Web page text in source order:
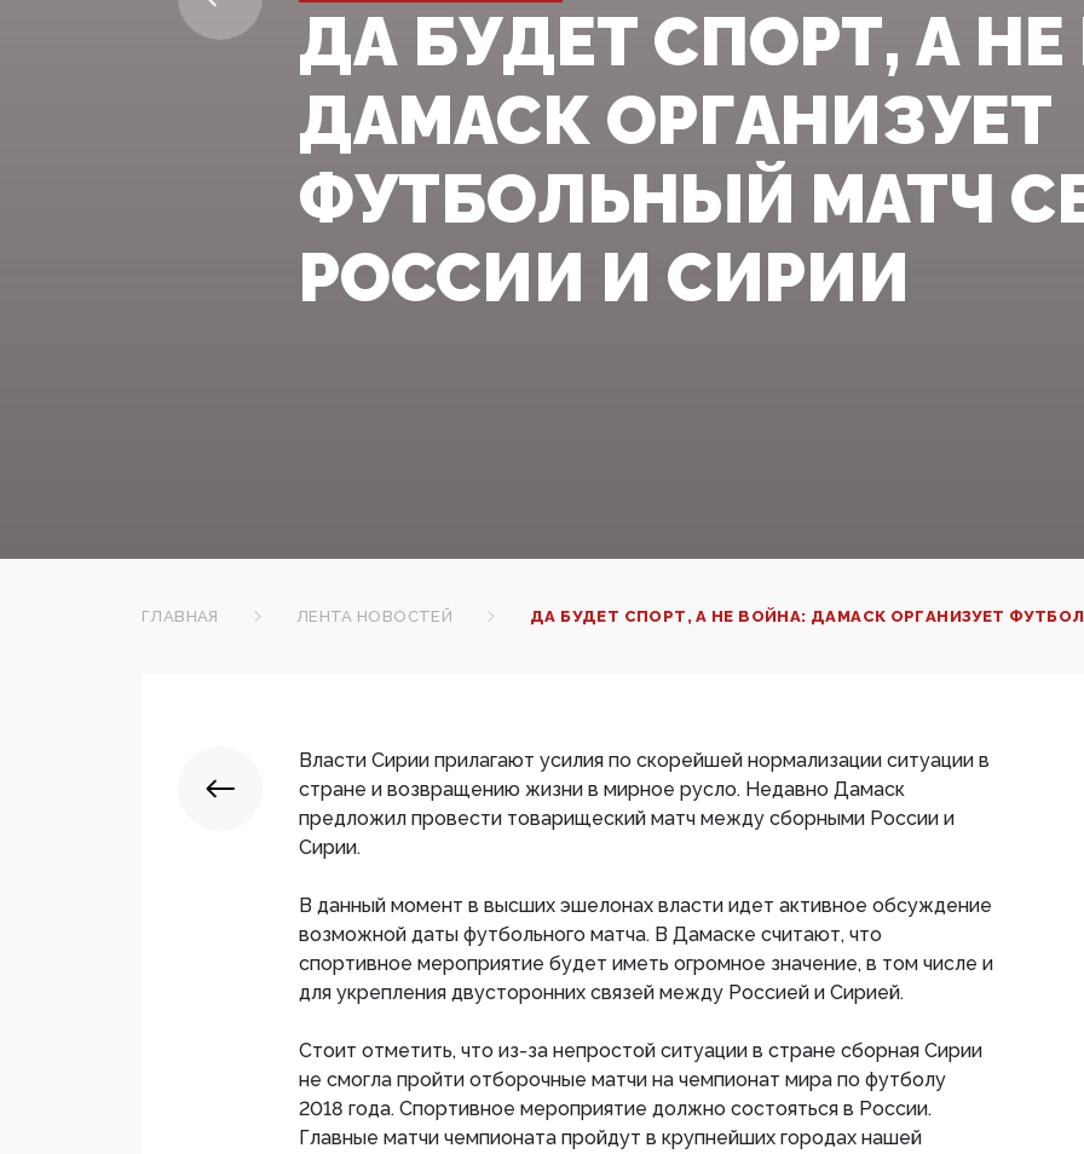
ДА БУДЕТ СПОРТ, А
ДАМАСК ОРГАНИЗУЕТ
ФУТБОЛЬНЫЙ МАТЧ
РОССИИ И СИРИИ
ГЛАВНАЯ ЛЕНТА НОВОСТЕЙ ДА БУДЕТ СПОРТ, А НЕ ВОЙНА: ДАМАСК ОРГАНИЗУЕТ
Власти Сирии прилагают усилия по скорейшей нормализации ситуации в
стране и возвращению жизни в мирное русло. Недавно Дамаск
предложил провести товарищеский матч между сборными России и
Сирии.
В данный момент в высших эшелонах власти идет активное обсуждение
возможной даты футбольного матча. В Дамаске считают, что
спортивное мероприятие будет иметь огромное значение, в том числе и
для укрепления двусторонних связей между Россией и Сирией.
Стоит отметить, что из-за непростой ситуации в стране сборная Сирии
не смогла пройти отборочные матчи на чемпионат мира по футболу
2018 года. Спортивное мероприятие должно состояться в России.
Главные матчи чемпионата пройдут в крупнейших городах нашей